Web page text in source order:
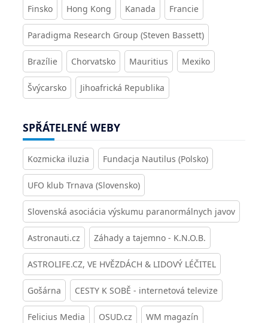
Finsko Hong Kong Kanada Francie
Paradigma Research Group (Steven Bassett)
Brazílie Chorvatsko Mauritius Mexiko
Švýcarsko Jihoafrická Republika
SPŘÁTELENÉ WEBY
Kozmicka iluzia Fundacja Nautilus (Polsko)
UFO klub Trnava (Slovensko)
Slovenská asociácia výskumu paranormálnych javov
Astronauti.cz Záhady a tajemno - K.N.O.B.
ASTROLIFE.CZ, VE HVĚZDÁCH & LIDOVÝ LÉČITEL
Gošárna CESTY K SOBĚ - internetová televize
Felicius Media OSUD.cz WM magazín